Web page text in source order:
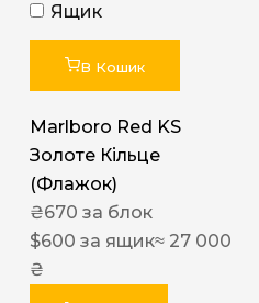
Ящик
В Кошик
Marlboro Red KS
Золоте Кільце
(Флажок)
₴670 за блок
$600 за ящик≈ 27 000
₴